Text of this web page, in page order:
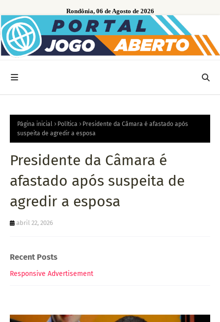
Rondônia, 06 de Agosto de 2026
Página inicial Política
Presidente da Câmara é afastado após
suspeita de agredir a esposa
Presidente da Câmara é
afastado após suspeita de
agredir a esposa
abril 22, 2026
Recent Posts
Responsive Advertisement